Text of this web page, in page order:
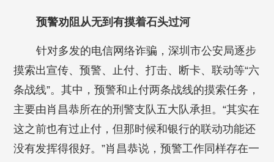
预警劝阻从无到有摸着石头过河
针对多发的电信网络诈骗，深圳市公安局逐步
摸索出宣传、预警、止付、打击、断卡、联动等“六
条战线”。其中，预警和止付两条战线的摸索任务，
主要由肖昌恭所在的刑警支队五大队承担。“其实在
这之前也有过止付，但那时候和银行的联动功能还
没有发挥得很好。”肖昌恭说，预警工作同样存在一